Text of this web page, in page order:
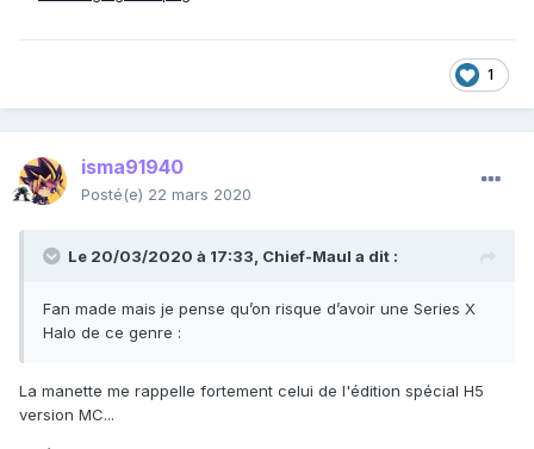
1
isma91940
Posté(e) 22 mars 2020
Le 20/03/2020 à 17:33, Chief-Maul a dit :
Fan made mais je pense qu’on risque d’avoir une Series X
Halo de ce genre :
La manette me rappelle fortement celui de l'édition spécial H5
version MC...